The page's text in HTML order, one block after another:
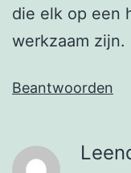
die elk op een
werkzaam zijn.
Beantwoorden